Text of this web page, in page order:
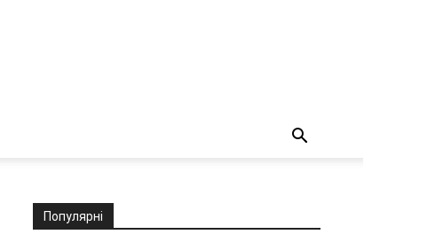
Популярні